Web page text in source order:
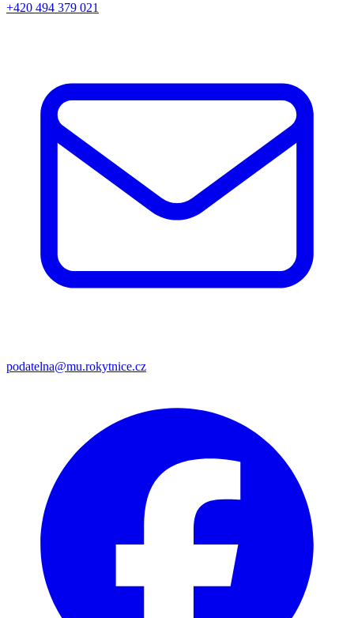
+420 494 379 021
podatelna@mu.rokytnice.cz